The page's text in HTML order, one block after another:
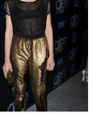
Carlota Corredera y Javier de Hoyos: "La tele tiene que representar al público también y aquí están todos los perfiles posibles&quo;